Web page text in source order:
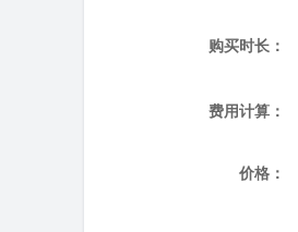
购买时长：
费用计算：
价格：